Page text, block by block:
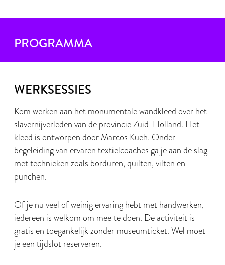
PROGRAMMA
WERKSESSIES
Kom werken aan het monumentale wandkleed over het
slavernijverleden van de provincie Zuid-Holland. Het
kleed is ontworpen door Marcos Kueh. Onder
begeleiding van ervaren textielcoaches ga je aan de slag
met technieken zoals borduren, quilten, vilten en
punchen.
Of je nu veel of weinig ervaring hebt met handwerken,
iedereen is welkom om mee te doen. De activiteit is
gratis en toegankelijk zonder museumticket. Wel moet
je een tijdslot reserveren.